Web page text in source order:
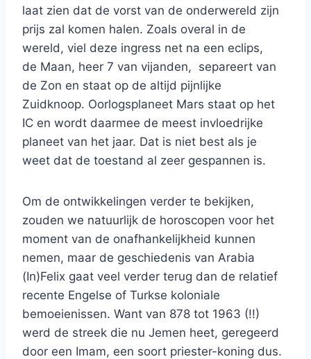
laat zien dat de vorst van de onderwereld zijn
prijs zal komen halen. Zoals overal in de
wereld, viel deze ingress net na een eclips,
de Maan, heer 7 van vijanden, separeert van
de Zon en staat op de altijd pijnlijke
Zuidknoop. Oorlogsplaneet Mars staat op het
IC en wordt daarmee de meest invloedrijke
planeet van het jaar. Dat is niet best als je
weet dat de toestand al zeer gespannen is.
Om de ontwikkelingen verder te bekijken,
zouden we natuurlijk de horoscopen voor het
moment van de onafhankelijkheid kunnen
nemen, maar de geschiedenis van Arabia
(In)Felix gaat veel verder terug dan de relatief
recente Engelse of Turkse koloniale
bemoeienissen. Want van 878 tot 1963 (!!)
werd de streek die nu Jemen heet, geregeerd
door een Imam, een soort priester-koning dus.